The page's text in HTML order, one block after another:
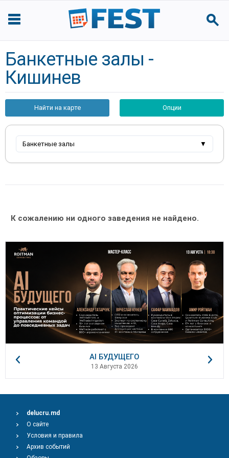
Банкетные залы -
Кишинев
Найти на карте Опции
Банкетные залы ▼
К сожалению ни одного заведения не найдено.
AI БУДУЩЕГО
13 Августа 2026
delucru.md
О сайте
Условия и правила
Архив событий